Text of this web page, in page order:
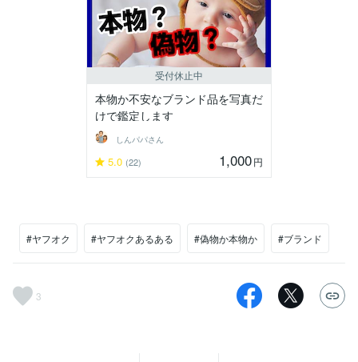
受付休止中
本物か不安なブランド品を写真だ
けで鑑定します
しんパパさん
5.0 (22) 1,000円
#ヤフオク #ヤフオクあるある #偽物か本物か #ブランド
3